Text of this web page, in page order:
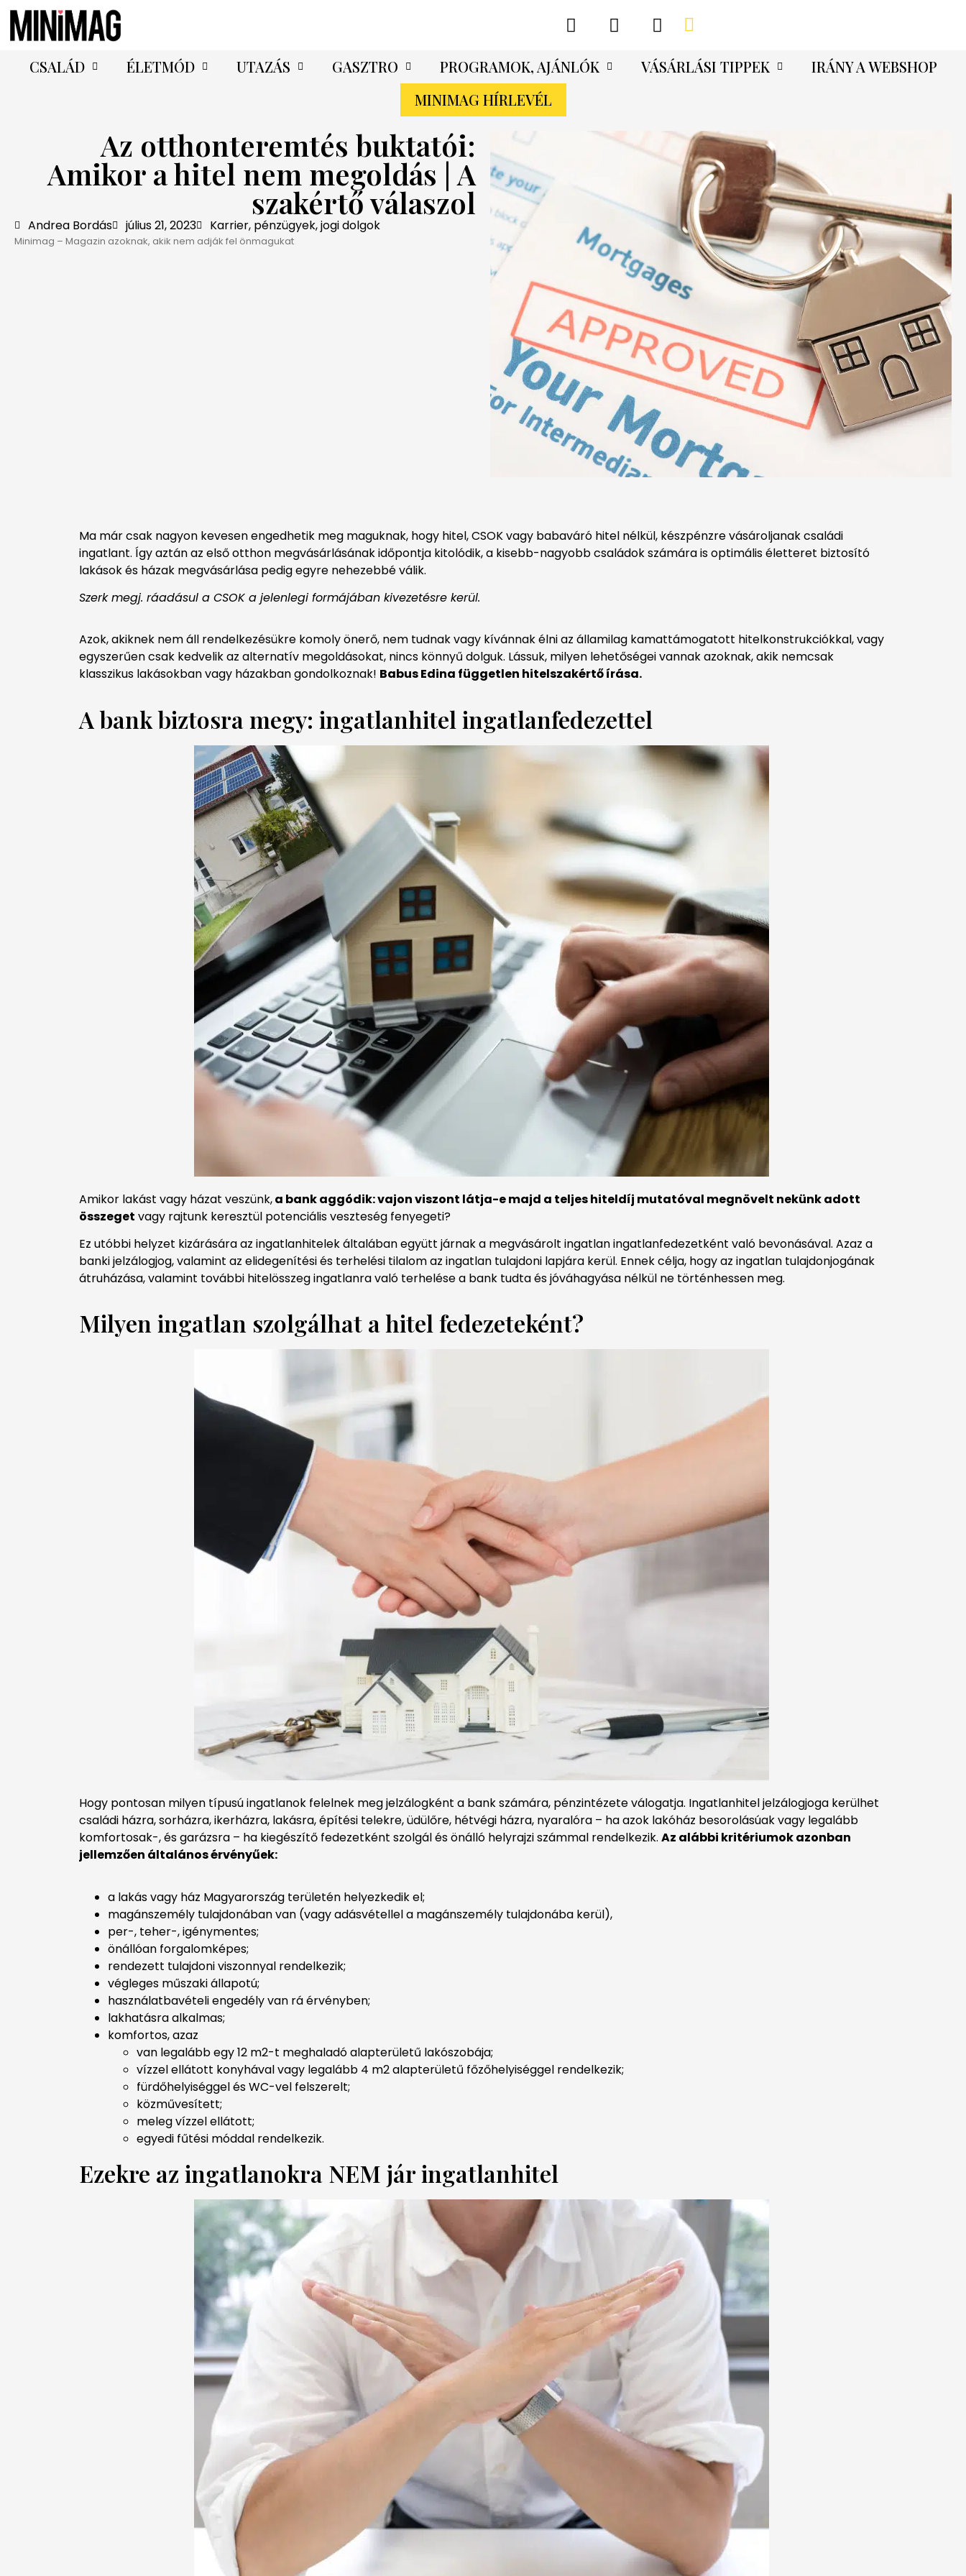
CSALÁD ÉLETMÓD UTAZÁS GASZTRO PROGRAMOK, AJÁNLÓK VÁSÁRLÁSI TIPPEK
IRÁNY A WEBSHOP
MINIMAG HÍRLEVÉL
Az otthonteremtés buktatói:
Amikor a hitel nem megoldás | A
szakértő válaszol
Andrea Bordás július 21, 2023 Karrier, pénzügyek, jogi dolgok
Minimag – Magazin azoknak, akik nem adják fel önmagukat
Ma már csak nagyon kevesen engedhetik meg maguknak, hogy hitel, CSOK vagy babaváró hitel nélkül, készpénzre vásároljanak családi
ingatlant. Így aztán az első otthon megvásárlásának időpontja kitolódik, a kisebb-nagyobb családok számára is optimális életteret biztosító
lakások és házak megvásárlása pedig egyre nehezebbé válik.
Szerk megj. ráadásul a CSOK a jelenlegi formájában kivezetésre kerül.
Azok, akiknek nem áll rendelkezésükre komoly önerő, nem tudnak vagy kívánnak élni az államilag kamattámogatott hitelkonstrukciókkal, vagy
egyszerűen csak kedvelik az alternatív megoldásokat, nincs könnyű dolguk. Lássuk, milyen lehetőségei vannak azoknak, akik nemcsak
klasszikus lakásokban vagy házakban gondolkoznak! Babus Edina független hitelszakértő írása.
A bank biztosra megy: ingatlanhitel ingatlanfedezettel
Amikor lakást vagy házat veszünk,a bank aggódik: vajon viszont látja-e majd a teljes hiteldíj mutatóval megnövelt nekünk adott
összeget vagy rajtunk keresztül potenciális veszteség fenyegeti?
Ez utóbbi helyzet kizárására az ingatlanhitelek általában együtt járnak a megvásárolt ingatlan ingatlanfedezetként való bevonásával. Azaz a
banki jelzálogjog, valamint az elidegenítési és terhelési tilalom az ingatlan tulajdoni lapjára kerül. Ennek célja, hogy az ingatlan tulajdonjogának
átruházása, valamint további hitelösszeg ingatlanra való terhelése a bank tudta és jóváhagyása nélkül ne történhessen meg.
Milyen ingatlan szolgálhat a hitel fedezeteként?
Hogy pontosan milyen típusú ingatlanok felelnek meg jelzálogként a bank számára, pénzintézete válogatja. Ingatlanhitel jelzálogjoga kerülhet
családi házra, sorházra, ikerházra, lakásra, építési telekre, üdülőre, hétvégi házra, nyaralóra – ha azok lakóház besorolásúak vagy legalább
komfortosak-, és garázsra – ha kiegészítő fedezetként szolgál és önálló helyrajzi számmal rendelkezik. Az alábbi kritériumok azonban
jellemzően általános érvényűek:
a lakás vagy ház Magyarország területén helyezkedik el;
magánszemély tulajdonában van (vagy adásvétellel a magánszemély tulajdonába kerül),
per-, teher-, igénymentes;
önállóan forgalomképes;
rendezett tulajdoni viszonnyal rendelkezik;
végleges műszaki állapotú;
használatbavételi engedély van rá érvényben;
lakhatásra alkalmas;
komfortos, azaz
van legalább egy 12 m2-t meghaladó alapterületű lakószobája;
vízzel ellátott konyhával vagy legalább 4 m2 alapterületű főzőhelyiséggel rendelkezik;
fürdőhelyiséggel és WC-vel felszerelt;
közművesített;
meleg vízzel ellátott;
egyedi fűtési móddal rendelkezik.
Ezekre az ingatlanokra NEM jár ingatlanhitel